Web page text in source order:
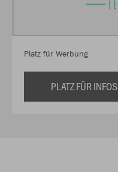
Platz für Werbung
PLATZ FÜR INFOS